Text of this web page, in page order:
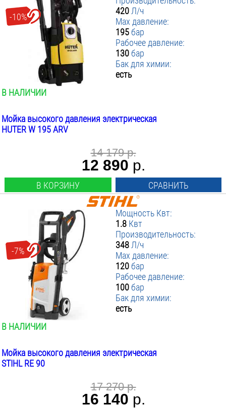
-10%
420 Л/ч
Max давление:
195бар
Рабочее давление:
130бар
Бак для химии:
есть
В НАЛИЧИИ
Мойка высокого давления электрическая
HUTER W 195 ARV
14 179 р.
12 890 р.
В КОРЗИНУ СРАВНИТЬ
-7%
Мощность Квт:
1.8 Квт
Производительность:
348 Л/ч
Max давление:
120бар
Рабочее давление:
100бар
Бак для химии:
есть
В НАЛИЧИИ
Мойка высокого давления электрическая
STIHL RE 90
17 270 р.
16 140 р.